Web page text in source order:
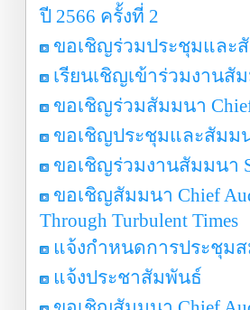
ปี 2566 ครั้งที่ 2
ขอเชิญร่วมประชุมและ
เรียนเชิญเข้าร่วมงานสั
ขอเชิญร่วมสัมมนา Chief
ขอเชิญประชุมและสัมม
ขอเชิญร่วมงานสัมมนา
ขอเชิญสัมมนา Chief
Through Turbulent Times
แจ้งกำหนดการประชุม
แจ้งประชาสัมพันธ์